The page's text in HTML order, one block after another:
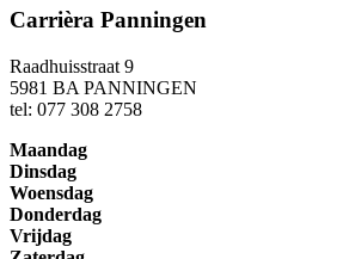
Carrièra Panningen
Raadhuisstraat 9
5981 BA PANNINGEN
tel: 077 308 2758
Maandag
Dinsdag
Woensdag
Donderdag
Vrijdag